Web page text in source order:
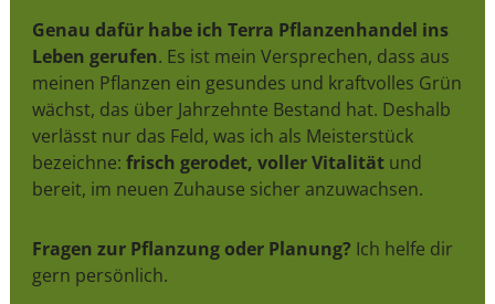
Genau dafür habe ich Terra Pflanzenhandel ins
Leben gerufen. Es ist mein Versprechen, dass aus
meinen Pflanzen ein gesundes und kraftvolles Grün
wächst, das über Jahrzehnte Bestand hat. Deshalb
verlässt nur das Feld, was ich als Meisterstück
bezeichne: frisch gerodet, voller Vitalitätund
bereit, im neuen Zuhause sicher anzuwachsen.
Fragen zur Pflanzung oder Planung? Ich helfe dir
gern persönlich.